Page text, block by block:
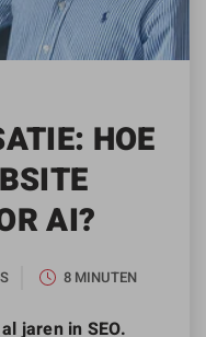
HOE
AI?
8 MINUTEN
jaren in SEO.